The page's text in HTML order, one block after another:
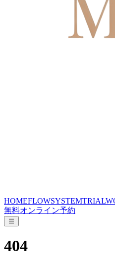
HOMEFLOWSYSTEMTRIAL
無料オンライン予約
404